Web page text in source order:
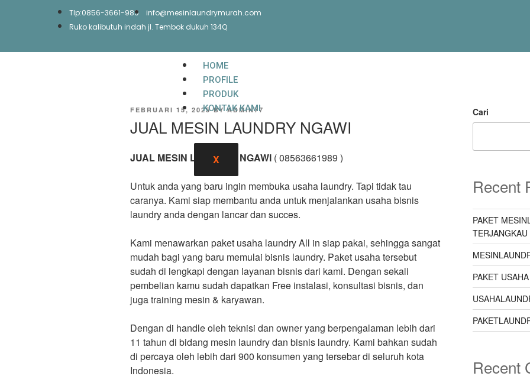
Tlp:0856-3661-989
info@mesinlaundrymurah.com
Ruko kalibutuh indah jl. Tembok dukuh 134Q
HOME
PROFILE
PRODUK
KONTAK KAMI
X
FEBRUARI 15, 2025BYADMIN77
JUAL MESIN LAUNDRY NGAWI
JUAL MESIN LAUNDRY NGAWI ( 08563661989 )
Untuk anda yang baru ingin membuka usaha laundry. Tapi tidak tau
caranya. Kami siap membantu anda untuk menjalankan usaha bisnis
laundry anda dengan lancar dan succes.
Kami menawarkan paket usaha laundry All in siap pakai, sehingga sangat
mudah bagi yang baru memulai bisnis laundry. Paket usaha tersebut
sudah di lengkapi dengan layanan bisnis dari kami. Dengan sekali
pembelian kamu sudah dapatkan Free instalasi, konsultasi bisnis, dan
juga training mesin & karyawan.
Dengan di handle oleh teknisi dan owner yang berpengalaman lebih dari
11 tahun di bidang mesin laundry dan bisnis laundry. Kami bahkan sudah
di percaya oleh lebih dari 900 konsumen yang tersebar di seluruh kota
Indonesia.
Cari
Recent
PAKET
TERJANGKAU
PAKET
Recent